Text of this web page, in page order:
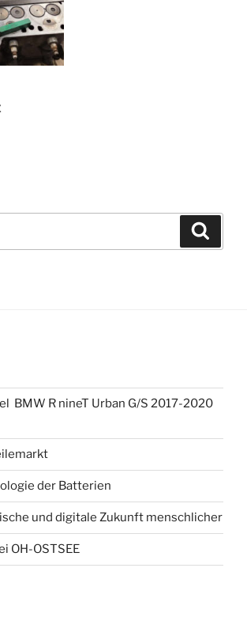
BMW R nineT Urban G/S 2017-2020
der Batterien
und digitale Zukunft menschlicher
OH-OSTSEE